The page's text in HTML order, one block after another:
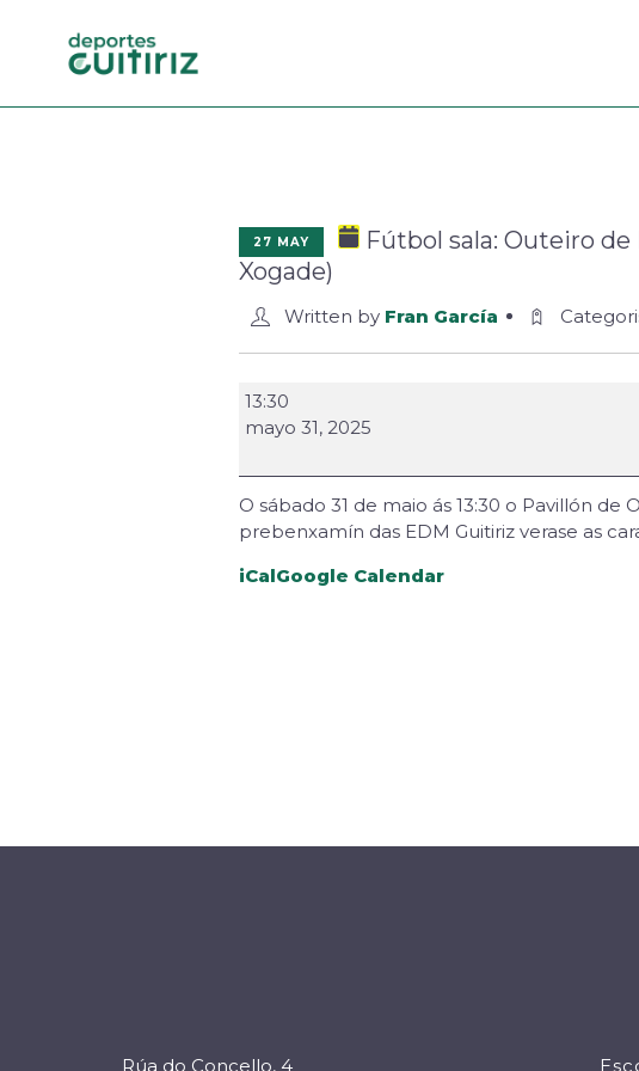
27 MAY
Fútbol sala: Outeiro
Xogade)
Written by Fran García
13:30
mayo 31, 2025
O sábado 31 de maio ás 13:30 o Pavillón
prebenxamín das EDM Guitiriz verase as
iCalGoogle Calendar
Rúa do Concello, 4